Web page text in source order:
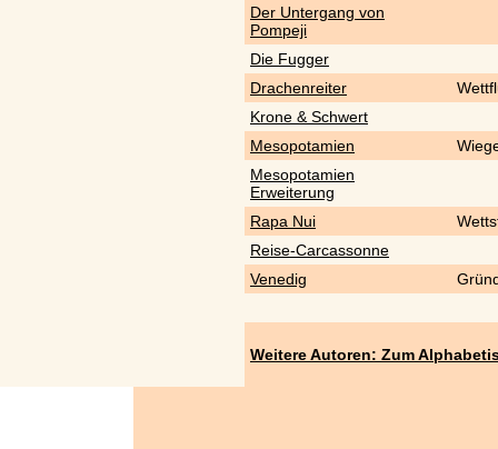
Der Untergang von
Pompeji
Die Fugger
Drachenreiter
Krone & Schwert
Mesopotamien
Mesopotamien
Erweiterung
Rapa Nui
Reise-Carcassonne
Venedig
Weitere Autoren: Zum